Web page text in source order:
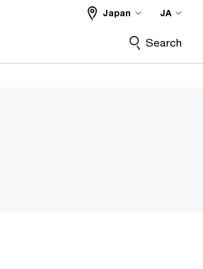
Japan JA
Search